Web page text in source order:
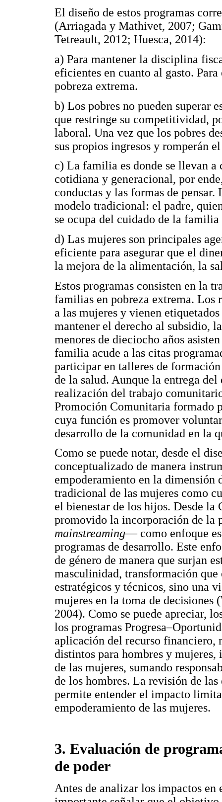
El diseño de estos programas
(Arriagada y Mathivet, 2007;
Tetreault, 2012; Huesca, 2014):
a) Para mantener la disciplina
eficientes en cuanto al gasto.
pobreza extrema.
b) Los pobres no pueden superar
que restringe su competitividad,
laboral. Una vez que los pobres
sus propios ingresos y romperán
c) La familia es donde se llevan a
cotidiana y generacional, por
conductas y las formas de
modelo tradicional: el padre,
se ocupa del cuidado de la
d) Las mujeres son principales
eficiente para asegurar que el
la mejora de la alimentación, la
Estos programas consisten en la
familias en pobreza extrema. Los
a las mujeres y vienen
mantener el derecho al subsidio,
menores de dieciocho años
familia acude a las citas
participar en talleres de
de la salud. Aunque la entrega
realización del trabajo
Promoción Comunitaria formado
cuya función es promover
desarrollo de la comunidad en la
Como se puede notar, desde el
conceptualizado de manera
empoderamiento en la dimensión
tradicional de las mujeres como
el bienestar de los hijos. Desde
promovido la incorporación de la
mainstreaming— como enfoque
programas de desarrollo. Este
de género de manera que surjan
masculinidad, transformación
estratégicos y técnicos, sino una
mujeres en la toma de decisiones
2004). Como se puede apreciar,
los programas
aplicación del recurso financiero,
distintos para hombres y
de las mujeres, sumando
de los hombres. La revisión de
permite entender el impacto
empoderamiento de las mujeres.
3. Evaluación de
de poder
Antes de analizar los impactos en